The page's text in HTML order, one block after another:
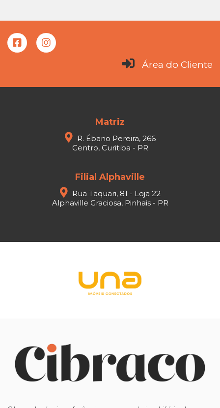
Área do Cliente
Matriz
R. Ébano Pereira, 266
Centro, Curitiba - PR
Filial Alphaville
Rua Taquari, 81 - Loja 22
Alphaville Graciosa, Pinhais - PR